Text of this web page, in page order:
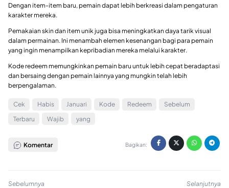
Dengan item-item baru, pemain dapat lebih berkreasi dalam pengaturan
karakter mereka.
Pemakaian skin dan item unik juga bisa meningkatkan daya tarik visual
dalam permainan. Ini menambah elemen kesenangan bagi para pemain
yang ingin menampilkan kepribadian mereka melalui karakter.
Kode redeem memungkinkan pemain baru untuk lebih cepat beradaptasi
dan bersaing dengan pemain lainnya yang mungkin telah lebih
berpengalaman.
Cek Habis Januari Kode Redeem
Sebelum
Terbaru
Wajib yang
Komentar Bagikan:
Sebelumnya
Selanjutnya